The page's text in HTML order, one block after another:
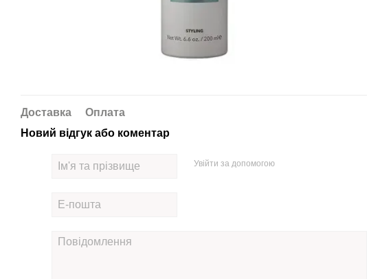
Доставка
Оплата
Новий відгук або коментар
Увійти за допомогою